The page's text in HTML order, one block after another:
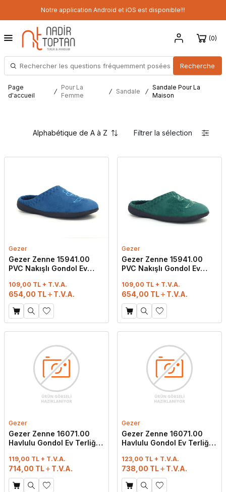
Notre application Android et iOS est disponible!!!
Recherche
0
Page
d'accueil
/
Pour La
Femme
/ Sandale /
Sandale Pour La
Maison
Filtrer la sélection
Gezer
Gezer Zenne 15941.00
PVC Nakışlı Gondol Ev
109,00 TL + T.V.A.
654,00 TL T.V.A.
Gezer
Gezer Zenne 15941.00
PVC Nakışlı Gondol Ev
109,00 TL + T.V.A.
654,00 TL T.V.A.
Gezer
Gezer Zenne 16071.00
Havlulu Gondol Ev Terliği
119,00 TL + T.V.A.
714,00 TL T.V.A.
Gezer
Gezer Zenne 16071.00
Havlulu Gondol Ev Terliği
123,00 TL + T.V.A.
738,00 TL T.V.A.